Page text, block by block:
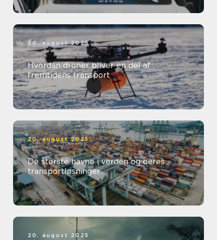
20. august 2025
Hvordan droner bliver en del af
fremtidens transport
20. august 2025
De største havne i verden og deres
transportløsninger
20. august 2025